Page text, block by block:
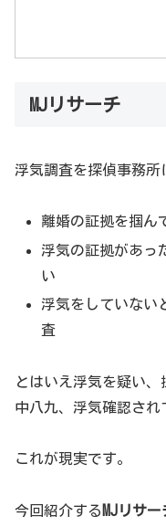
MJリサーチ
浮気調査を探偵事務所
離婚の証拠を掴ん
浮気の証拠があっ
い
浮気をしていない
査
とはいえ浮気を疑い
中八九、浮気確認され
これが現実です。
今回紹介する MJリサー